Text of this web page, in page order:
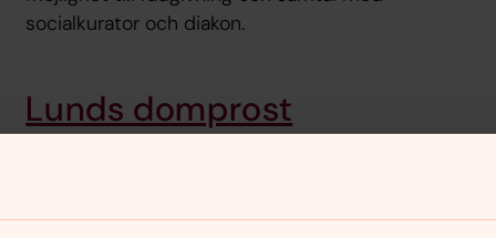
socialkurator och diakon.
Lunds domprost